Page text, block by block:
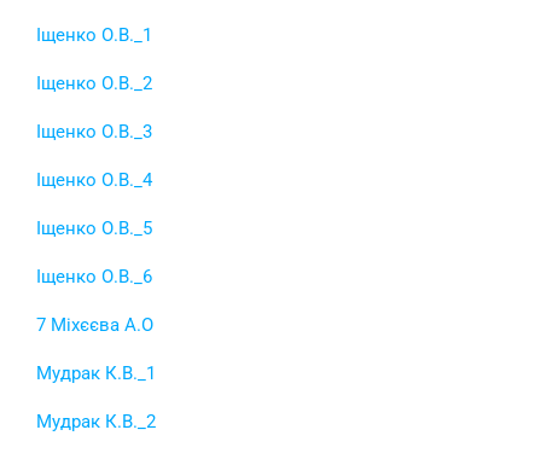
Іщенко О.В._1
Іщенко О.В._2
Іщенко О.В._3
Іщенко О.В._4
Іщенко О.В._5
Іщенко О.В._6
7 Міхєєва А.О
Мудрак К.В._1
Мудрак К.В._2